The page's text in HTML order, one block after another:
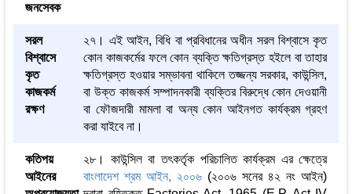
জনসেবক
সরল
বিশ্বাসে
কৃত
কাজকর্ম
রক্ষণ
২৭। এই আইন, বিধি বা প্রবিধানের অধীন সরল বিশ্বাসে কৃত
কোন কাজকর্মের ফলে কোন ব্যক্তি ক্ষতিগ্রস্ত হইলে বা তাহার
ক্ষতিগ্রস্ত হওয়ার সম্ভাবনা থাকিলে তজ্জন্য সরকার, কাউন্সিল,
বা উক্ত কাজকর্ম সম্পাদনকারী ব্যক্তির বিরুদ্ধে কোন দেওয়ানী
বা ফৌজদারী মামলা বা অন্য কোন আইনগত কার্যক্রম গ্রহণ
করা যাইবে না।
কতিপয়
আইনের
২৮। কাউন্সিল বা তৎকর্তৃক পরিচালিত কার্যক্রম এর ক্ষেত্রে
বাংলাদেশ শ্রম আইন, ২০০৬ (২০০৬ সনের ৪২ নং আইন)